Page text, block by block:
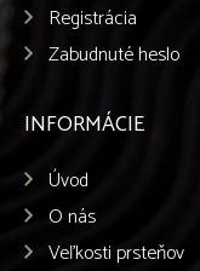
Registrácia
Zabudnuté heslo
INFORMÁCIE
Úvod
O nás
Veľkosti prsteňov